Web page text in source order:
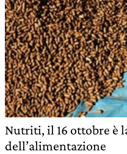
Nutriti, il 16 ottobre è
dell’alimentazione